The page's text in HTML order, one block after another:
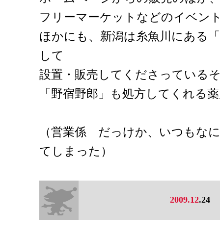
フリーマーケットなどのイベン
ほかにも、新潟は糸魚川にある
して
設置・販売してくださっている
「野宿野郎」も処方してくれる
（営業係 だっけか、いつもな
てしまった）
2009.12.24